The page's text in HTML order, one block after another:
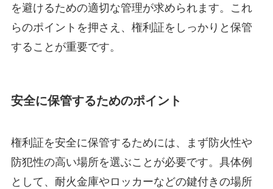
を避けるための適切な管理が求められます。これ
らのポイントを押さえ、権利証をしっかりと保管
することが重要です。
安全に保管するためのポイント
権利証を安全に保管するためには、まず防火性や
防犯性の高い場所を選ぶことが必要です。具体例
として、耐火金庫やロッカーなどの鍵付きの場所